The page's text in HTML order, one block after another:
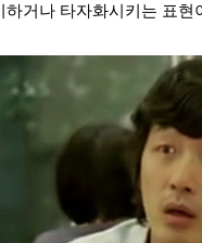
거나 타자화시키는 표현